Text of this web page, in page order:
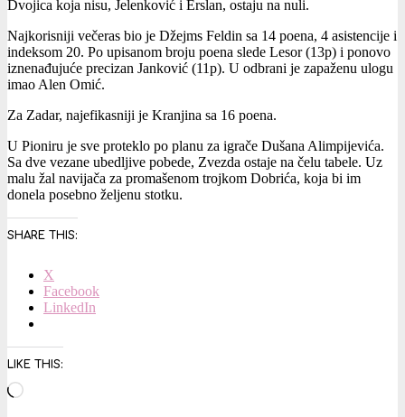
Dvojica koja nisu, Jelenković i Erslan, ostaju na nuli.
Najkorisniji večeras bio je Džejms Feldin sa 14 poena, 4 asistencije i
indeksom 20. Po upisanom broju poena slede Lesor (13p) i ponovo
iznenađujuće precizan Janković (11p). U odbrani je zapaženu ulogu
imao Alen Omić.
Za Zadar, najefikasniji je Kranjina sa 16 poena.
U Pioniru je sve proteklo po planu za igrače Dušana Alimpijevića.
Sa dve vezane ubedljive pobede, Zvezda ostaje na čelu tabele. Uz
malu žal navijača za promašenom trojkom Dobrića, koja bi im
donela posebno željenu stotku.
SHARE THIS:
X
Facebook
LinkedIn
LIKE THIS:
Loading…